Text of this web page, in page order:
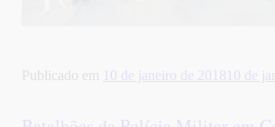
Publicado em 10 de janeiro de 2018 10 de